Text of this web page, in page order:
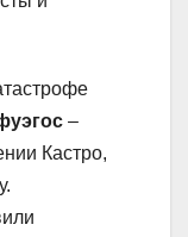
–
Кастро,